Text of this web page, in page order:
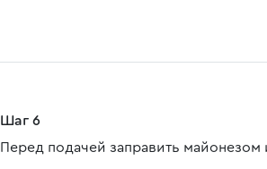
Шаг 6
Перед подачей заправить майонезом